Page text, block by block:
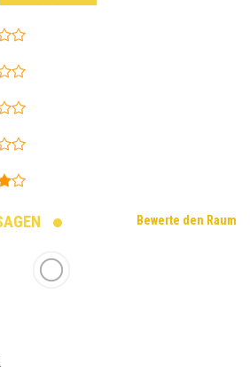
Bewerte den Raum